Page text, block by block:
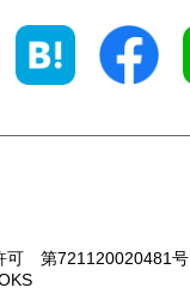
300円 富山県
300円 福井県
300円
300円
可 第721120020481号